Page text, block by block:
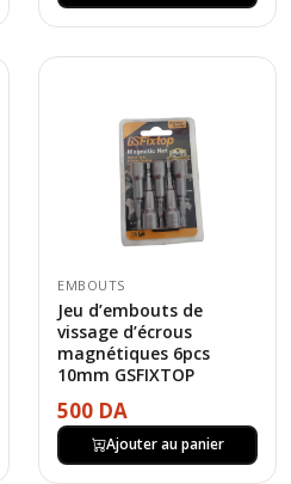
EMBOUTS
Jeu d’embouts de
vissage d’écrous
magnétiques 6pcs
10mm GSFIXTOP
500 DA
Ajouter au panier